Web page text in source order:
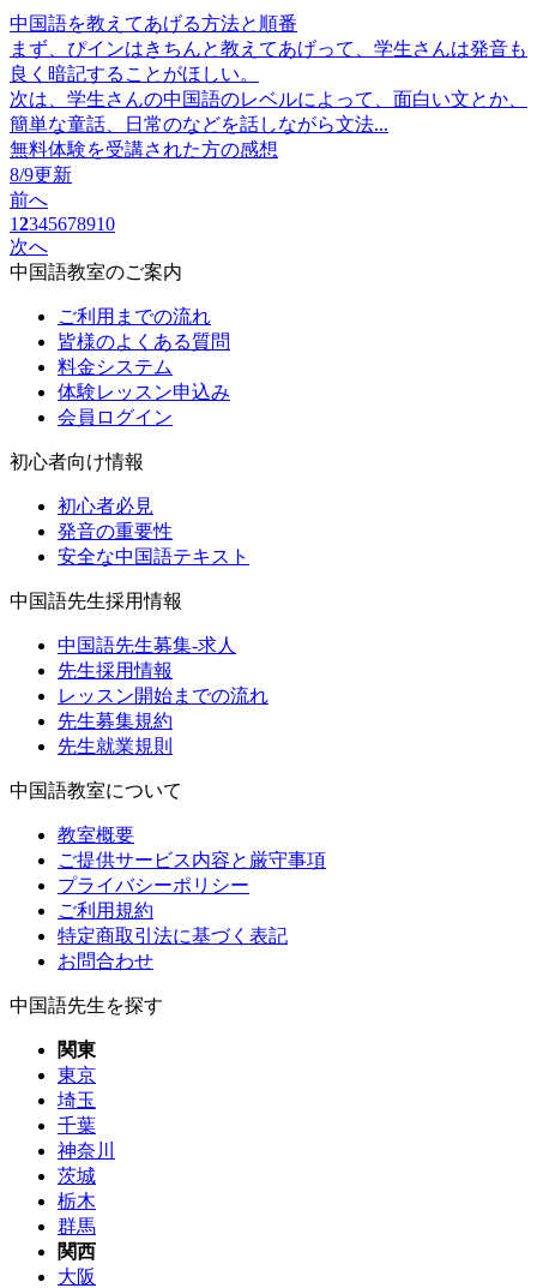
中国語を教えてあげる方法と順番
まず、ぴインはきちんと教えてあげって、学生さんは発音も
良く暗記することがほしい。
次は、学生さんの中国語のレベルによって、面白い文とか、
簡単な童話、日常のなどを話しながら文法...
無料体験を受講された方の感想
8/9更新
前へ
12345678910
次へ
中国語教室のご案内
ご利用までの流れ
皆様のよくある質問
料金システム
体験レッスン申込み
会員ログイン
初心者向け情報
初心者必見
発音の重要性
安全な中国語テキスト
中国語先生採用情報
中国語先生募集-求人
先生採用情報
レッスン開始までの流れ
先生募集規約
先生就業規則
中国語教室について
教室概要
ご提供サービス内容と厳守事項
プライバシーポリシー
ご利用規約
特定商取引法に基づく表記
お問合わせ
中国語先生を探す
関東
東京
埼玉
千葉
神奈川
茨城
栃木
群馬
関西
大阪